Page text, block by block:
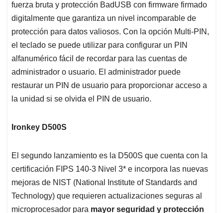
fuerza bruta y protección BadUSB con firmware firmado
digitalmente que garantiza un nivel incomparable de
protección para datos valiosos. Con la opción Multi-PIN,
el teclado se puede utilizar para configurar un PIN
alfanumérico fácil de recordar para las cuentas de
administrador o usuario. El administrador puede
restaurar un PIN de usuario para proporcionar acceso a
la unidad si se olvida el PIN de usuario.
Ironkey D500S
El segundo lanzamiento es la D500S que cuenta con la
certificación FIPS 140-3 Nivel 3* e incorpora las nuevas
mejoras de NIST (National Institute of Standards and
Technology) que requieren actualizaciones seguras al
microprocesador para mayor seguridad y protección